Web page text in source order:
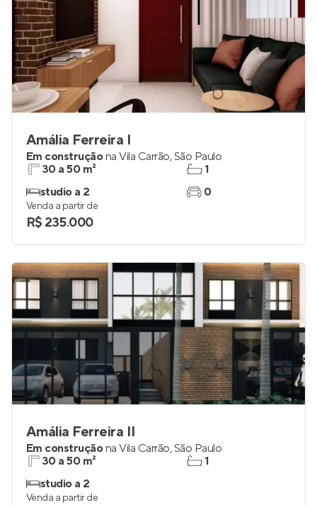
Amália Ferreira I
Em construçãona Vila Carrão,São Paulo
30 a 50 m²
studio a 2
1
0
Venda a partir de
R$ 235.000
Amália Ferreira II
Em construçãona Vila Carrão,São Paulo
30 a 50 m²
studio a 2
1
Venda a partir de